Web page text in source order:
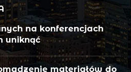
na konferencjach
uniknąć
materiałów do